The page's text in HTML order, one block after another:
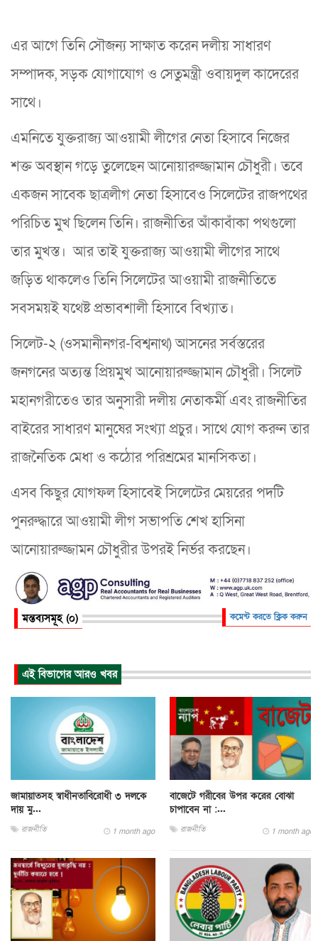
এর আগে তিনি সৌজন্য সাক্ষাত করেন দলীয় সাধারণ
সম্পাদক, সড়ক যোগাযোগ ও সেতুমন্ত্রী ওবায়দুল কাদেরের
সাথে।
এমনিতে যুক্তরাজ্য আওয়ামী লীগের নেতা হিসাবে নিজের
শক্ত অবস্থান গড়ে তুলেছেন আনোয়ারুজ্জামান চৌধুরী। তবে
একজন সাবেক ছাত্রলীগ নেতা হিসাবেও সিলেটের রাজপথের
পরিচিত মুখ ছিলেন তিনি। রাজনীতির আঁকাবাঁকা পথগুলো
তার মুখস্ত। আর তাই যুক্তরাজ্য আওয়ামী লীগের সাথে
জড়িত থাকলেও তিনি সিলেটের আওয়ামী রাজনীতিতে
সবসময়ই যথেষ্ট প্রভাবশালী হিসাবে বিখ্যাত।
সিলেট-২ (ওসমানীনগর-বিশ্বনাথ) আসনের সর্বস্তরের
জনগনের অত্যন্ত প্রিয়মুখ আনোয়ারুজ্জামান চৌধুরী। সিলেট
মহানগরীতেও তার অনুসারী দলীয় নেতাকর্মী এবং রাজনীতির
বাইরের সাধারণ মানুষের সংখ্যা প্রচুর। সাথে যোগ করুন তার
রাজনৈতিক মেধা ও কঠোর পরিশ্রমের মানসিকতা।
এসব কিছুর যোগফল হিসাবেই সিলেটের মেয়রের পদটি
পুনরুদ্ধারে আওয়ামী লীগ সভাপতি শেখ হাসিনা
আনোয়ারুজ্জামন চৌধুরীর উপরই নির্ভর করছেন।
মন্তব্যসমূহ (০) কমেন্ট করতে ক্লিক করুন
এই বিভাগের আরও খবর
জামায়াতসহ স্বাধীনতাবিরোধী ৩ দলকে
দায় মু...
রাজনীতি 1 month ago
বাজেটে গরীবের উপর করের বোঝা
চাপাবেন না :...
রাজনীতি 1 month ago